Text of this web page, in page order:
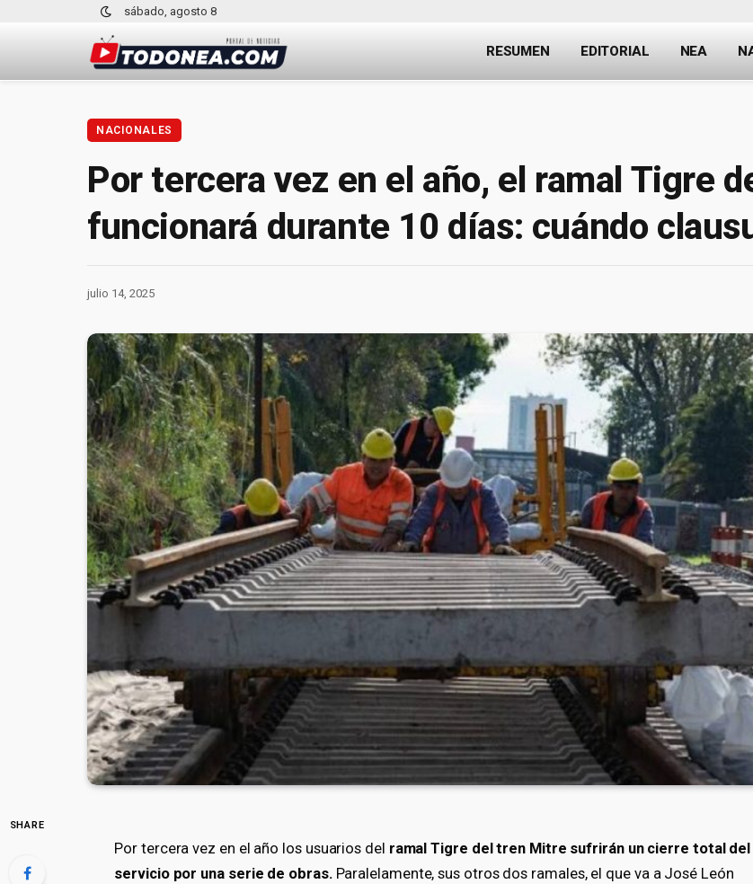
sábado, agosto 8
RESUMEN EDITORIAL NEA
NACIONALES
Por tercera vez en el año, el ramal Tigre
funcionará durante 10 días: cuándo
julio 14, 2025
SHARE
Por tercera vez en el año los usuarios del ramal Tigre del tren Mitre sufrirán un cierre total del
servicio por una serie de obras.Paralelamente, sus otros dos ramales, el que va a José León